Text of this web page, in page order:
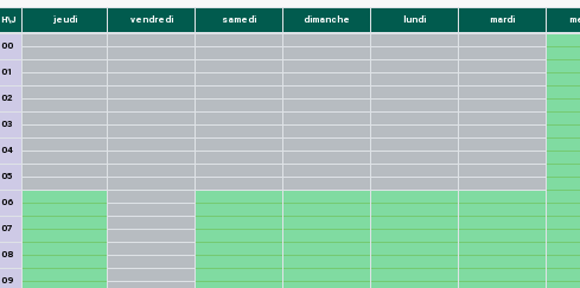
H\J jeudi vendredi samedi dimanche lundi mardi
00
01
02
03
04
05
06
07
08
09